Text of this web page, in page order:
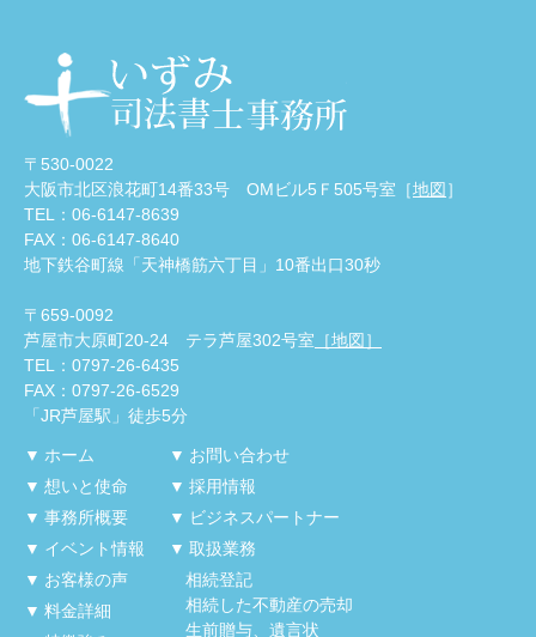
〒530-0022
大阪市北区浪花町14番33号 OMビル5Ｆ505号室［地図 ］
TEL：06-6147-8639
FAX：06-6147-8640
地下鉄谷町線「天神橋筋六丁目」10番出口30秒
〒659-0092
芦屋市大原町20-24 テラ芦屋302号室 ［地図］
TEL：0797-26-6435
FAX：0797-26-6529
「JR芦屋駅」徒歩5分
ホーム
想いと使命
事務所概要
イベント情報
お客様の声
料金詳細
お問い合わせ
採用情報
ビジネスパートナー
取扱業務
相続登記
相続した不動産の売却
生前贈与、遺言状